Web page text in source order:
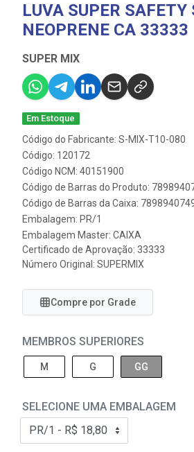
LUVA SUPER SAFETY
NEOPRENE CA 33333
SUPER MIX
Em Estoque
Código do Fabricante: S-MIX-T10-080
Código: 120172
Código NCM: 40151900
Código de Barras do Produto:
Código de Barras da Caixa:
Embalagem: PR/1
Embalagem Master: CAIXA
Certificado de Aprovação: 33333
Número Original: SUPERMIX
Compre por Grade
MEMBROS SUPERIORES
M G GG
SELECIONE UMA EMBALAGEM